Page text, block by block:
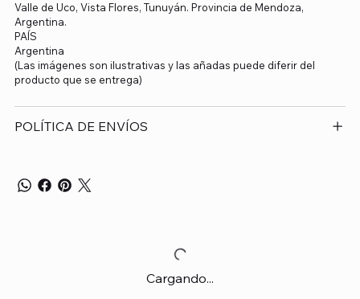
Valle de Uco, Vista Flores, Tunuyán. Provincia de Mendoza,
Argentina.
PAÍS
Argentina
(Las imágenes son ilustrativas y las añadas puede diferir del
producto que se entrega)
POLÍTICA DE ENVÍOS
Cargando...